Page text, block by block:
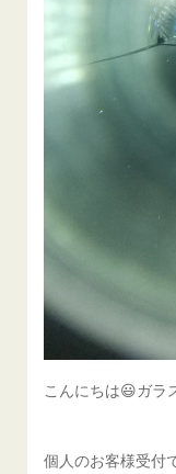
こんにちは😃ガラ
個人のお客様受付